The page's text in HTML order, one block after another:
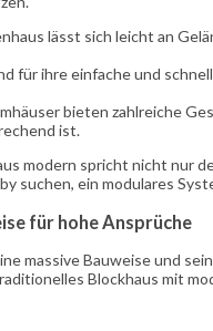
lässt sich leicht an
für ihre einfache und
bieten zahlreiche
ist.
modern spricht nicht nur
suchen, ein modulares
für hohe Ansprüche
massive Bauweise und
Blockhaus mit